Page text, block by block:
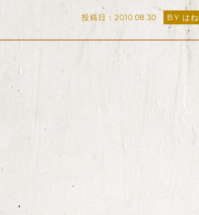
投稿日：2010.08.30 BY はね